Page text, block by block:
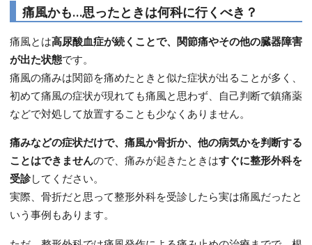
痛風かも…思ったときは何科に行くべき？
痛風とは高尿酸血症が続くことで、関節痛やその他の臓器障害
が出た状態です。
痛風の痛みは関節を痛めたときと似た症状が出ることが多く、
初めて痛風の症状が現れても痛風と思わず、自己判断で鎮痛薬
などで対処して放置することも少なくありません。
痛みなどの症状だけで、痛風か骨折か、他の病気かを判断する
ことはできませんので、痛みが起きたときはすぐに整形外科を
受診してください。
実際、骨折だと思って整形外科を受診したら実は痛風だったと
いう事例もあります。